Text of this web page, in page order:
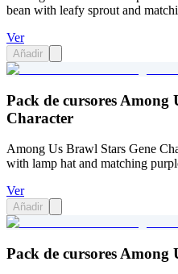
bean with leafy sprout and
Ver
Añadir
Pack de cursores Among
Character
Among Us Brawl Stars Gene
with lamp hat and matching
Ver
Añadir
Pack de cursores Among